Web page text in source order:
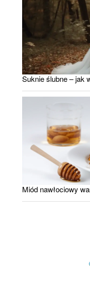
Suknie ślubne – jak
Miód nawłociowy